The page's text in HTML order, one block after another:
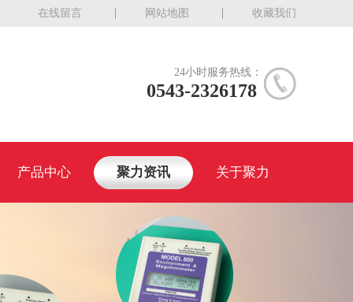
在线留言 网站地图 收藏我们
24小时服务热线：
0543-2326178
产品中心 聚力资讯 关于聚力